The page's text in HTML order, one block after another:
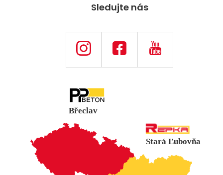
Sledujte nás
Stará Ľubovňa
Břeclav